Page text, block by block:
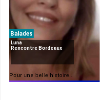
Balades
Luna
Rencontre Bordeaux
Pour une belle histoire...